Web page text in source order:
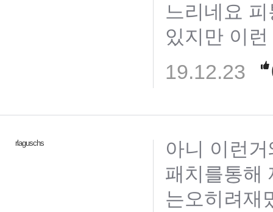
느리네요
있지만 이
19.12.23
rlaguschs
아니 이런
패치를통해
는오히려재